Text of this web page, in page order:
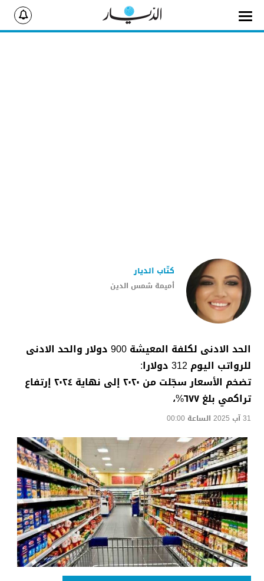
أميمة شمس الدين
كتّاب الديار
الحد الادنى لكلفة المعيشة 900 دولار والحد الادنى
للرواتب اليوم 312 دولارا:
تضخم الأسعار سجّلت من ٢٠٢٠ إلى نهاية ٢٠٢٤ إرتفاع
تراكمي بلغ ٦٧٧%،
31 آب 2025 الساعة 00:00